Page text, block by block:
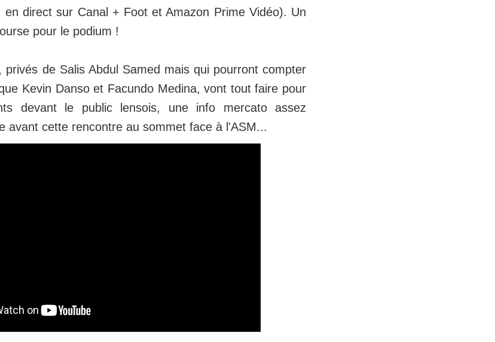
en direct sur Canal + Foot et Amazon Prime Vidéo). Un
pour le podium !
de Salis Abdul Samed mais qui pourront compter
Kevin Danso et Facundo Medina, vont tout faire pour
devant le public lensois, une info mercato assez
avant cette rencontre au sommet face à l'ASM...